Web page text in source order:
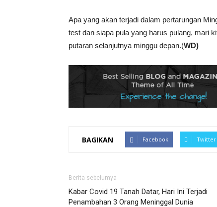
Apa yang akan terjadi dalam pertarungan
test dan siapa pula yang harus pulang, mari
putaran selanjutnya minggu depan.(WD)
BAGIKAN Facebook Twitter
Berita sebelumya
Kabar Covid 19 Tanah Datar, Hari Ini Terjadi
Penambahan 3 Orang Meninggal Dunia